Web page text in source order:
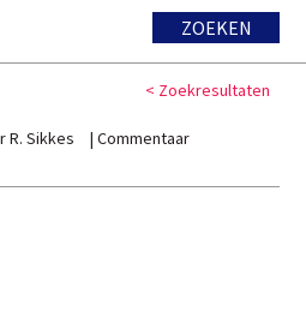
ZOEKEN
< Zoekresultaten
R. Sikkes Commentaar